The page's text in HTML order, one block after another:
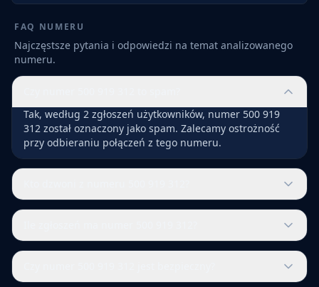
FAQ NUMERU
Najczęstsze pytania i odpowiedzi na temat analizowanego
numeru.
Tak, według 2 zgłoszeń użytkowników, numer 500 919
312 został oznaczony jako spam. Zalecamy ostrożność
przy odbieraniu połączeń z tego numeru.